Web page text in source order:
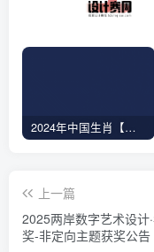
2024年中国生肖【蛇】动态图形设计大赛
上一篇
2025两岸数字艺术设计
奖-非定向主题获奖公告